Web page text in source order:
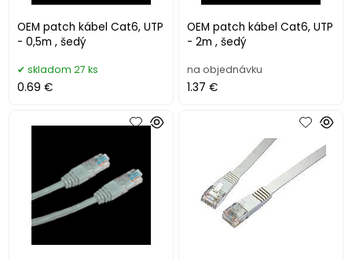
OEM patch kábel Cat6, UTP
- 0,5m , šedý
skladom 27 ks
0.69 €
OEM patch kábel Cat6, UTP
- 2m , šedý
na objednávku
1.37 €